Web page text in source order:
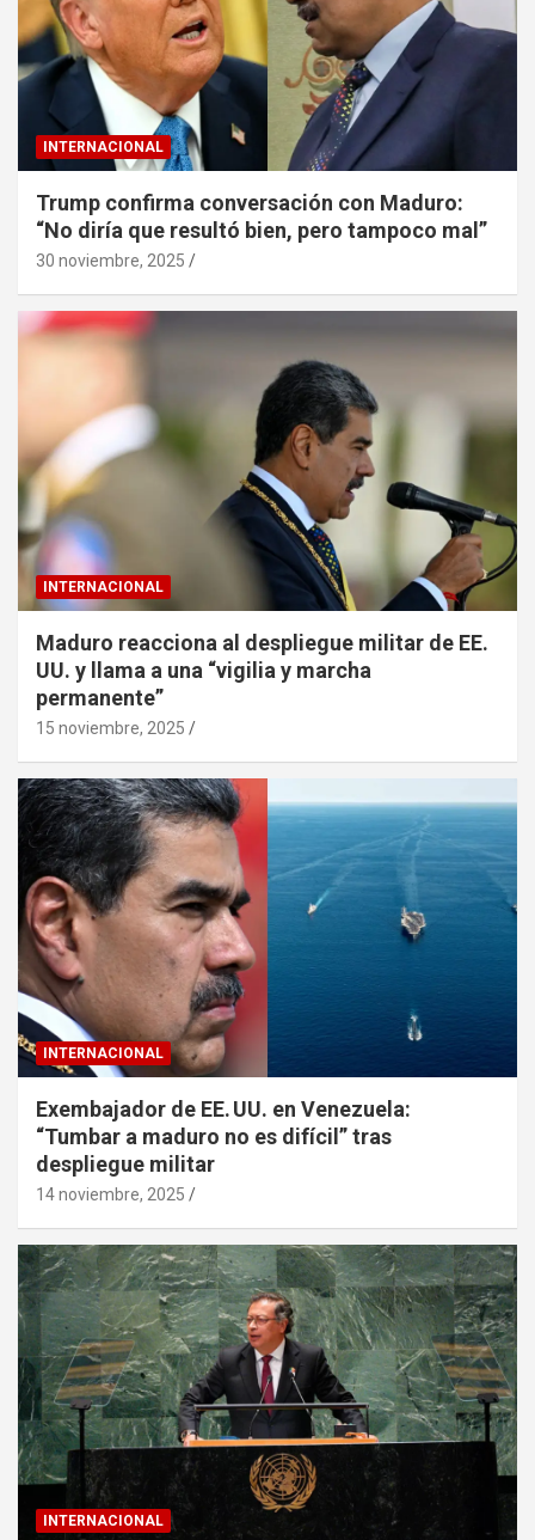
INTERNACIONAL
Trump confirma conversación con Maduro:
“No diría que resultó bien, pero tampoco mal”
30 noviembre, 2025
INTERNACIONAL
Maduro reacciona al despliegue militar de EE.
UU. y llama a una “vigilia y marcha
permanente”
15 noviembre, 2025
INTERNACIONAL
Exembajador de EE. UU. en Venezuela:
“Tumbar a maduro no es difícil” tras
despliegue militar
14 noviembre, 2025
INTERNACIONAL